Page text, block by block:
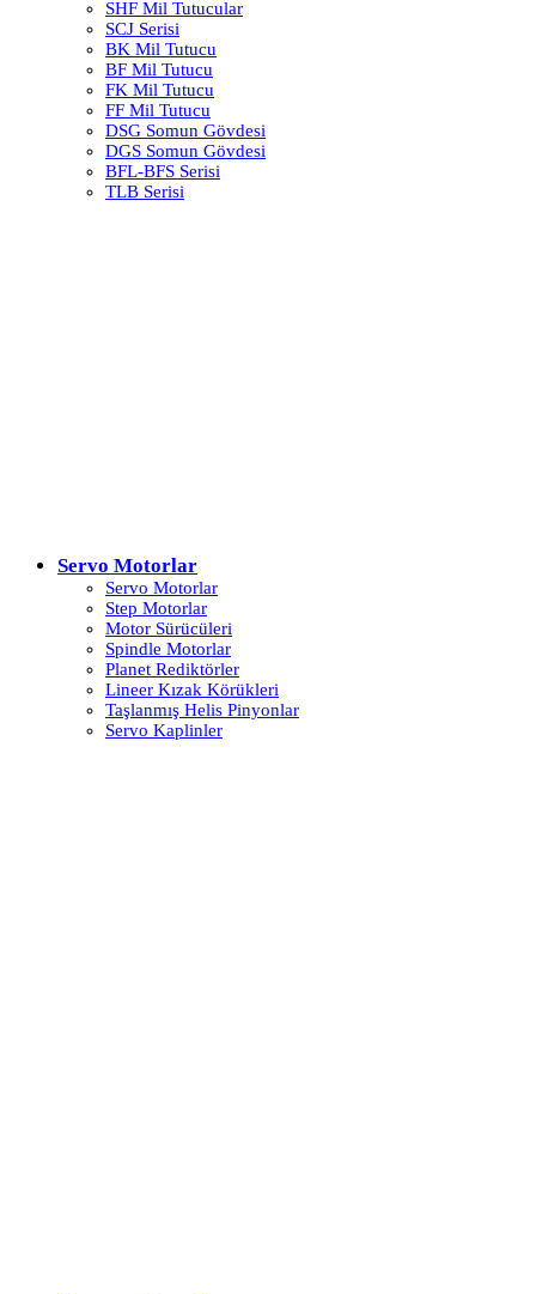
SHF Mil Tutucular
SCJ Serisi
BK Mil Tutucu
BF Mil Tutucu
FK Mil Tutucu
FF Mil Tutucu
DSG Somun Gövdesi
DGS Somun Gövdesi
BFL-BFS Serisi
TLB Serisi
Servo Motorlar
Servo Motorlar
Step Motorlar
Motor Sürücüleri
Spindle Motorlar
Planet Rediktörler
Lineer Kızak Körükleri
Taşlanmış Helis Pinyonlar
Servo Kaplinler